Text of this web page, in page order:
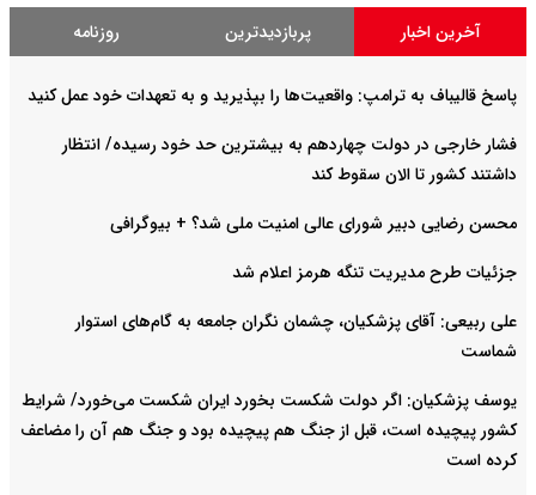
آخرین اخبار پربازدیدترین روزنامه
پاسخ قالیباف به ترامپ: واقعیت‌ها را بپذیرید و به تعهدات خود عمل کنید
فشار خارجی در دولت چهاردهم به بیشترین حد خود رسیده/ انتظار
داشتند کشور تا الان سقوط کند
محسن رضایی دبیر شورای عالی امنیت ملی شد؟ + بیوگرافی
جزئیات طرح مدیریت تنگه هرمز اعلام شد
علی ربیعی: آقای پزشکیان، چشمان نگران جامعه به گام‌های استوار
شماست
یوسف پزشکیان: اگر دولت شکست بخورد ایران شکست می‌خورد/ شرایط
کشور پیچیده است، قبل از جنگ هم پیچیده بود و جنگ هم آن را مضاعف‌
کرده است